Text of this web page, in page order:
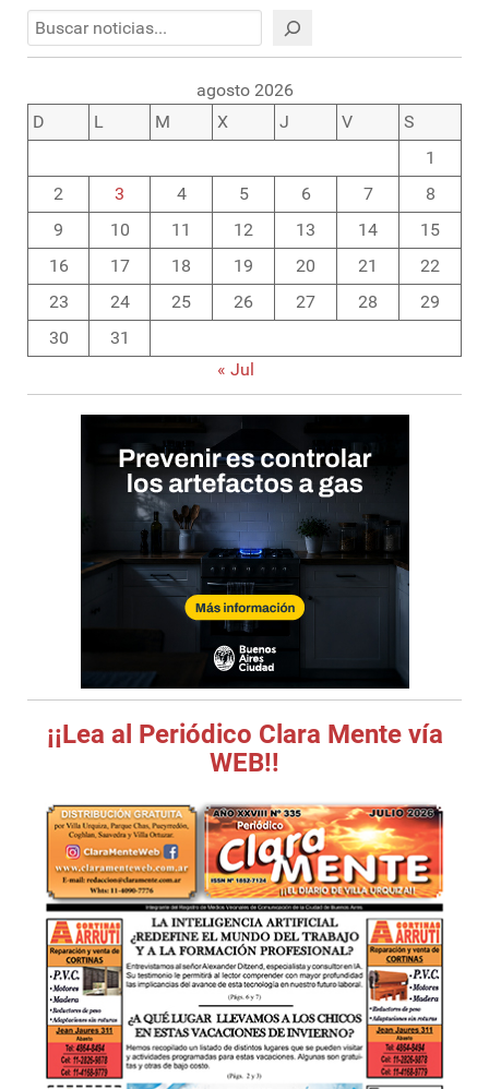
Buscar
agosto 2026
D
L M X J V
S
1
2
3 4 5 6 7
8
9
10 11 12 13 14
15
16
17 18 19 20 21
22
23
24 25 26 27 28
29
30
31
« Jul
¡¡Lea al Periódico Clara Mente vía
WEB!!